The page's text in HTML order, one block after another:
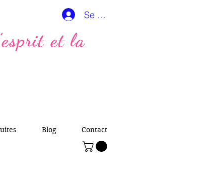
et la
Se connecter
Blog Contact